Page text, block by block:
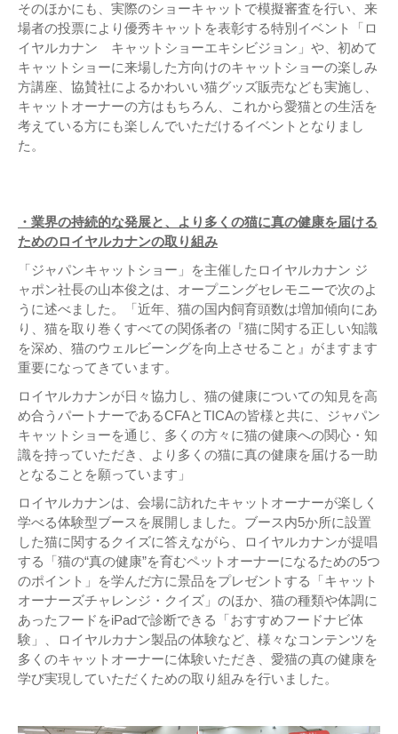
そのほかにも、実際のショーキャットで模擬審査を行い、来
場者の投票により優秀キャットを表彰する特別イベント「ロ
イヤルカナン キャットショーエキシビジョン」や、初めて
キャットショーに来場した方向けのキャットショーの楽しみ
方講座、協賛社によるかわいい猫グッズ販売なども実施し、
キャットオーナーの方はもちろん、これから愛猫との生活を
考えている方にも楽しんでいただけるイベントとなりまし
た。
・業界の持続的な発展と、
より多くの猫に真の健康を届ける
ためのロイヤルカナンの取り組み
「ジャパンキャットショー」を主催したロイヤルカナン ジ
ャポン社長の山本俊之は、オープニングセレモニーで次のよ
うに述べました。「近年、猫の国内飼育頭数は増加傾向にあ
り、猫を取り巻くすべての関係者の『猫に関する正しい知識
を深め、猫のウェルビーングを向上させること』がますます
重要になってきています。
ロイヤルカナンが日々協力し、猫の健康についての知見を高
め合うパートナーであるCFAとTICAの皆様と共に、ジャパン
キャットショーを通じ、多くの方々に猫の健康への関心・知
識を持っていただき、より多くの猫に真の健康を届ける一助
となることを願っています」
ロイヤルカナンは、会場に訪れたキャットオーナーが楽しく
学べる体験型ブースを展開しました。ブース内5か所に設置
した猫に関するクイズに答えながら、ロイヤルカナンが提唱
する「猫の“真の健康”を育むペットオーナーになるための5つ
のポイント」を学んだ方に景品をプレゼントする「キャット
オーナーズチャレンジ・クイズ」のほか、猫の種類や体調に
あったフードをiPadで診断できる「おすすめフードナビ体
験」、ロイヤルカナン製品の体験など、様々なコンテンツを
多くのキャットオーナーに体験いただき、愛猫の真の健康を
学び実現していただくための取り組みを行いました。